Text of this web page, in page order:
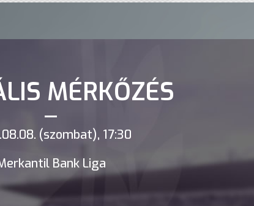
MÉRKŐZÉS
(szombat), 17:30
Bank Liga